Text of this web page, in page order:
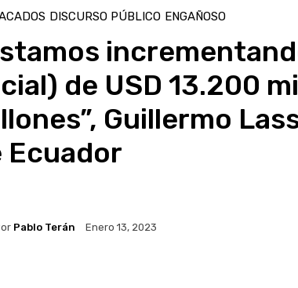
DISCURSO PÚBLICO ENGAÑOSO
de USD 13.200
Guillermo
Ecuador
Pablo Terán Enero 13, 2023